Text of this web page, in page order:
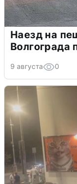
Наезд на
Волгограда
9 августа 0